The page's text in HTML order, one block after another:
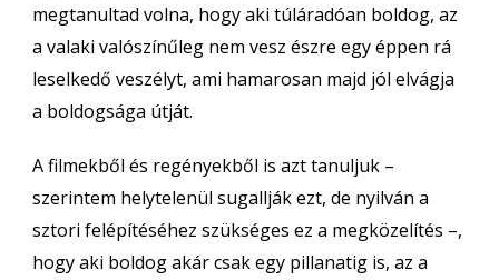
megtanultad volna, hogy aki túláradóan boldog, az
a valaki valószínűleg nem vesz észre egy éppen rá
leselkedő veszélyt, ami hamarosan majd jól elvágja
a boldogsága útját.
A filmekből és regényekből is azt tanuljuk –
szerintem helytelenül sugallják ezt, de nyilván a
sztori felépítéséhez szükséges ez a megközelítés –,
hogy aki boldog akár csak egy pillanatig is, az a